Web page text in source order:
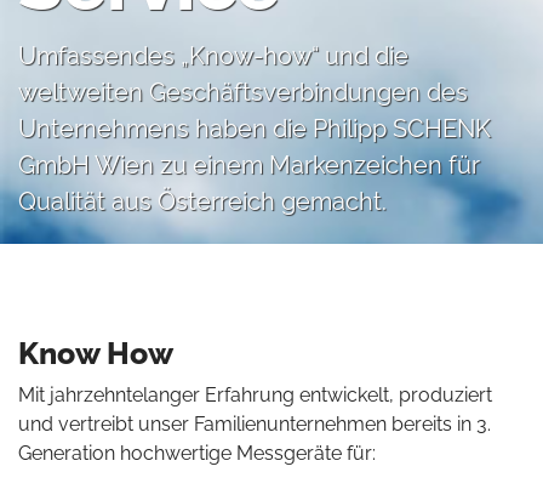
Umfassendes „Know-how“ und die
weltweiten Geschäftsverbindungen des
Unternehmens haben die Philipp SCHENK
GmbH Wien zu einem Markenzeichen für
Qualität aus Österreich gemacht.
Know How
Mit jahrzehntelanger Erfahrung entwickelt, produziert
und vertreibt unser Familienunternehmen bereits in 3.
Generation hochwertige Messgeräte für: